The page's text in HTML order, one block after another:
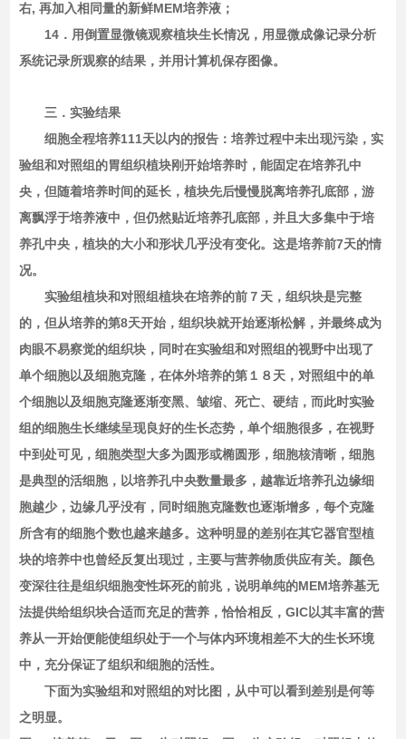
右, 再加入相同量的新鲜MEM培养液；
14．用倒置显微镜观察植块生长情况，用显微成像记录分析
系统记录所观察的结果，并用计算机保存图像。
三．实验结果
细胞全程培养111天以内的报告：培养过程中未出现污染，实
验组和对照组的胃组织植块刚开始培养时，能固定在培养孔中
央，但随着培养时间的延长，植块先后慢慢脱离培养孔底部，游
离飘浮于培养液中，但仍然贴近培养孔底部，并且大多集中于培
养孔中央，植块的大小和形状几乎没有变化。这是培养前7天的情
况。
实验组植块和对照组植块在培养的前７天，组织块是完整
的，但从培养的第8天开始，组织块就开始逐渐松解，并最终成为
肉眼不易察觉的组织块，同时在实验组和对照组的视野中出现了
单个细胞以及细胞克隆，在体外培养的第１８天，对照组中的单
个细胞以及细胞克隆逐渐变黑、皱缩、死亡、硬结，而此时实验
组的细胞生长继续呈现良好的生长态势，单个细胞很多，在视野
中到处可见，细胞类型大多为圆形或椭圆形，细胞核清晰，细胞
是典型的活细胞，以培养孔中央数量最多，越靠近培养孔边缘细
胞越少，边缘几乎没有，同时细胞克隆数也逐渐增多，每个克隆
所含有的细胞个数也越来越多。这种明显的差别在其它器官型植
块的培养中也曾经反复出现过，主要与营养物质供应有关。颜色
变深往往是组织细胞变性坏死的前兆，说明单纯的MEM培养基无
法提供给组织块合适而充足的营养，恰恰相反，GIC以其丰富的营
养从一开始便能使组织处于一个与体内环境相差不大的生长环境
中，充分保证了组织和细胞的活性。
下面为实验组和对照组的对比图，从中可以看到差别是何等
之明显。